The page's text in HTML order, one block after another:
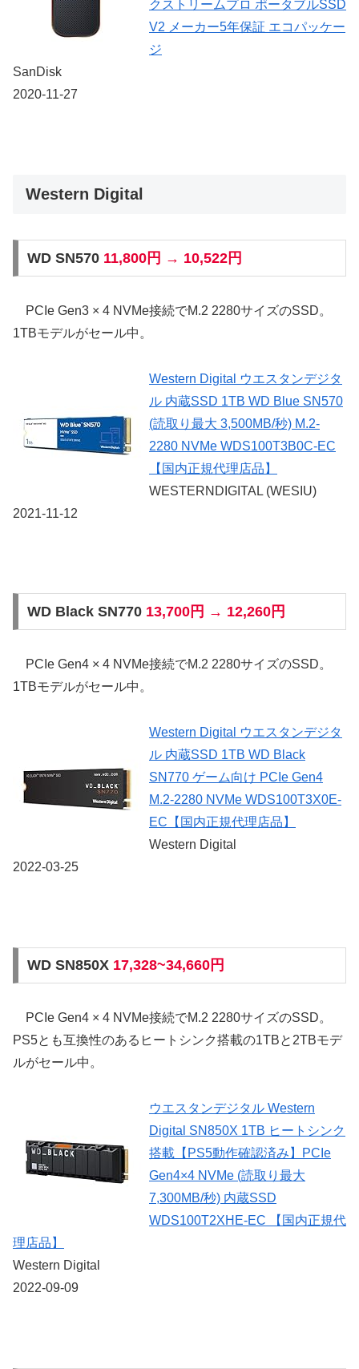
クストリームプロ ポータブルSSD
V2 メーカー5年保証 エコパッケー
ジ
SanDisk
2020-11-27
Western Digital
WD SN570 11,800円 → 10,522円
PCIe Gen3 × 4 NVMe接続でM.2 2280サイズのSSD。
1TBモデルがセール中。
Western Digital ウエスタンデジタ
ル 内蔵SSD 1TB WD Blue SN570
(読取り最大 3,500MB/秒) M.2-
2280 NVMe WDS100T3B0C-EC
【国内正規代理店品】
WESTERNDIGITAL (WESIU)
2021-11-12
WD Black SN770 13,700円 → 12,260円
PCIe Gen4 × 4 NVMe接続でM.2 2280サイズのSSD。
1TBモデルがセール中。
Western Digital ウエスタンデジタ
ル 内蔵SSD 1TB WD Black
SN770 ゲーム向け PCIe Gen4
M.2-2280 NVMe WDS100T3X0E-
EC【国内正規代理店品】
Western Digital
2022-03-25
WD SN850X 17,328~34,660円
PCIe Gen4 × 4 NVMe接続でM.2 2280サイズのSSD。
PS5とも互換性のあるヒートシンク搭載の1TBと2TBモデ
ルがセール中。
ウエスタンデジタル Western
Digital SN850X 1TB ヒートシンク
搭載【PS5動作確認済み】PCIe
Gen4×4 NVMe (読取り最大
7,300MB/秒) 内蔵SSD
WDS100T2XHE-EC 【国内正規代
理店品】
Western Digital
2022-09-09